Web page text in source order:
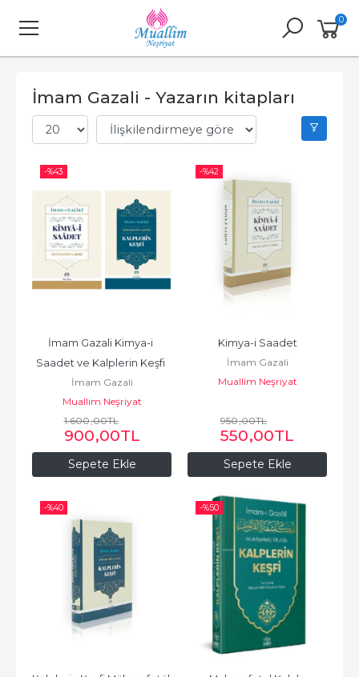
0
İmam Gazali - Yazarın kitapları
-%43
Sepete Ekle
İmam Gazali Kimya-i
Saadet ve Kalplerin Keşfi
Ciltli (2 Kitap)
İmam Gazali
Muallim Neşriyat
1.600,00TL
900,00TL
-%42
Sepete Ekle
Kimya-i Saadet
İmam Gazali
Muallim Neşriyat
950,00TL
550,00TL
-%40 -%50